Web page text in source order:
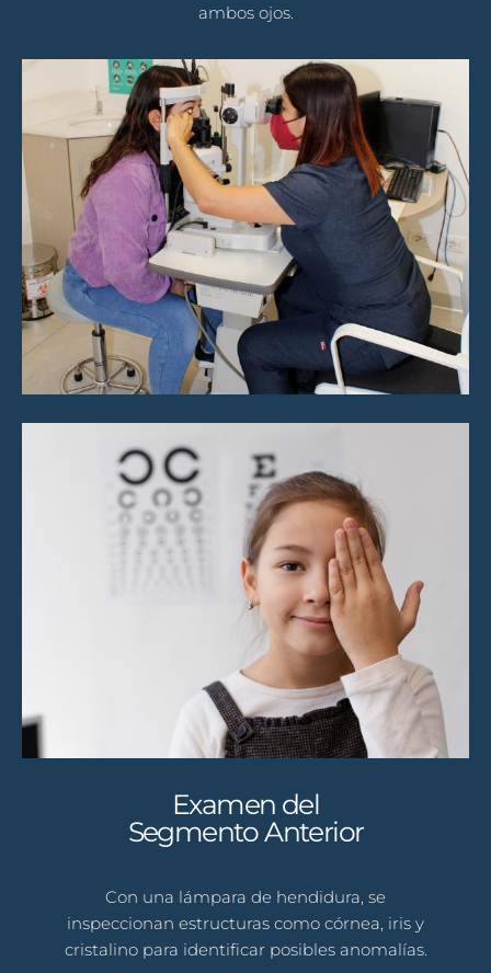
ambos ojos.
Examen del
Segmento Anterior
Con una lámpara de hendidura, se
inspeccionan estructuras como córnea, iris y
cristalino para identificar posibles anomalías.